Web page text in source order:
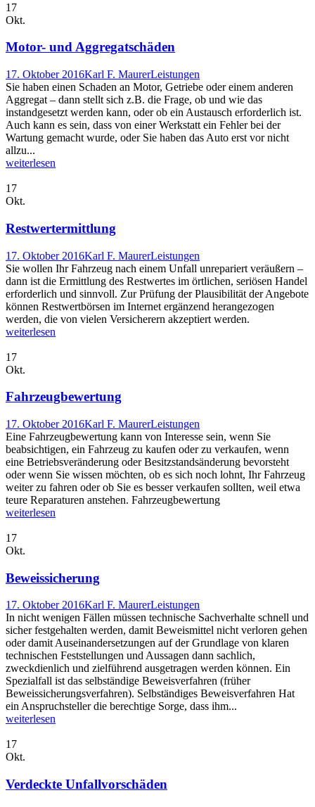
17
Okt.
Motor- und Aggregatschäden
17. Oktober 2016Karl F. MaurerLeistungen
Sie haben einen Schaden an Motor, Getriebe oder einem anderen
Aggregat – dann stellt sich z.B. die Frage, ob und wie das
instandgesetzt werden kann, oder ob ein Austausch erforderlich ist.
Auch kann es sein, dass von einer Werkstatt ein Fehler bei der
Wartung gemacht wurde, oder Sie haben das Auto erst vor nicht
allzu...
weiterlesen
17
Okt.
Restwertermittlung
17. Oktober 2016Karl F. MaurerLeistungen
Sie wollen Ihr Fahrzeug nach einem Unfall unrepariert veräußern –
dann ist die Ermittlung des Restwertes im örtlichen, seriösen Handel
erforderlich und sinnvoll. Zur Prüfung der Plausibilität der Angebote
können Restwertbörsen im Internet ergänzend herangezogen
werden, die von vielen Versicherern akzeptiert werden.
weiterlesen
17
Okt.
Fahrzeugbewertung
17. Oktober 2016Karl F. MaurerLeistungen
Eine Fahrzeugbewertung kann von Interesse sein, wenn Sie
beabsichtigen, ein Fahrzeug zu kaufen oder zu verkaufen, wenn
eine Betriebsveränderung oder Besitzstandsänderung bevorsteht
oder wenn Sie wissen möchten, ob es sich noch lohnt, Ihr Fahrzeug
weiter zu fahren oder ob Sie es besser verkaufen sollten, weil etwa
teure Reparaturen anstehen. Fahrzeugbewertung
weiterlesen
17
Okt.
Beweissicherung
17. Oktober 2016Karl F. MaurerLeistungen
In nicht wenigen Fällen müssen technische Sachverhalte schnell und
sicher festgehalten werden, damit Beweismittel nicht verloren gehen
oder damit Auseinandersetzungen auf der Grundlage von klaren
technischen Feststellungen und Aussagen dann sachlich,
zweckdienlich und zielführend ausgetragen werden können. Ein
Spezialfall ist das selbständige Beweisverfahren (früher
Beweissicherungsverfahren). Selbständiges Beweisverfahren Hat
ein Anspruchsteller die berechtige Sorge, dass ihm...
weiterlesen
17
Okt.
Verdeckte Unfallvorschäden